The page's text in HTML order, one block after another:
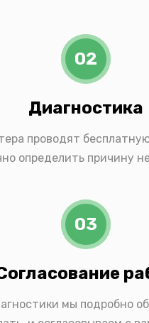
02
Диагностика
проводят
определить причину
03
мы подробно